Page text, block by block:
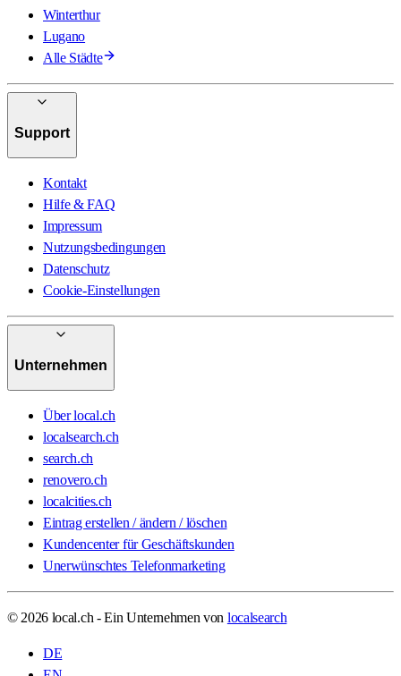
Winterthur
Lugano
Alle Städte
Support
Kontakt
Hilfe & FAQ
Impressum
Nutzungsbedingungen
Datenschutz
Cookie-Einstellungen
Unternehmen
Über local.ch
localsearch.ch
search.ch
renovero.ch
localcities.ch
Eintrag erstellen / ändern / löschen
Kundencenter für Geschäftskunden
Unerwünschtes Telefonmarketing
© 2026 local.ch - Ein Unternehmen von localsearch
DE